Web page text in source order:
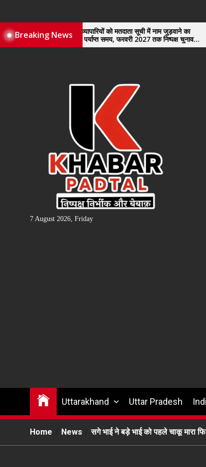
the
content
Breaking News
नए व्यापारियों को मतदाता सूची में नाम जुड़वाने का
मिले पर्याप्त समय, फरवरी 2027 तक निष्पक्ष चुनाव
कराने की उठाई मांग, सौंपा ज्ञापन।
7 August 2026, Friday
Uttarakhand Uttar Pradesh
Home News सगे भाई ने बड़े भाई को पहले चाकू मारा